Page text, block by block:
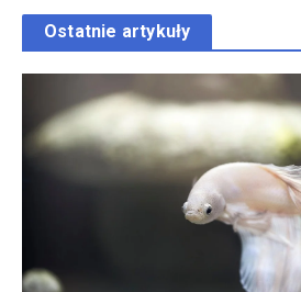
Ostatnie artykuły